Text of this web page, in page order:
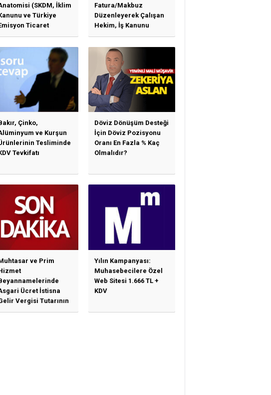
(SKDM, İklim
ve Türkiye
Ticaret
(TR-ETS)
Fatura/Makbuz
Düzenleyerek Çalışan
Hekim, İş Kanunu
Hükümlerinden
Çinko,
ve Kurşun
Tesliminde
Tevkifatı
Döviz Dönüşüm Desteği
İçin Döviz Pozisyonu
Oranı En Fazla % Kaç
Olmalıdır?
ve Prim
Ücret İstisna
Vergisi Tutarının
Yılın Kampanyası:
Muhasebecilere Özel
Web Sitesi 1.666 TL +
KDV